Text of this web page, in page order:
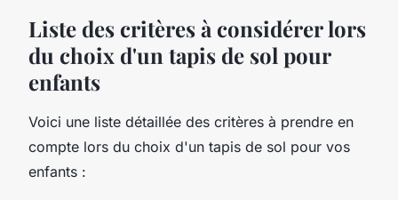
Liste des critères à considérer lors
du choix d'un tapis de sol pour
enfants
Voici une liste détaillée des critères à prendre en
compte lors du choix d'un tapis de sol pour vos
enfants :